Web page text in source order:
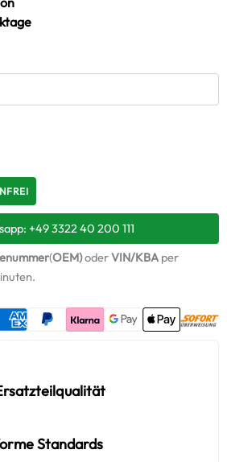
+49 3322 40 200 111
(OEM)oderVIN/KBAper
Standards